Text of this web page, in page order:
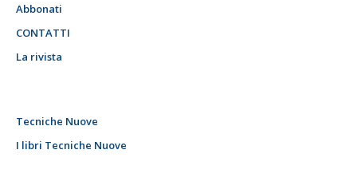
Abbonati
CONTATTI
La rivista
Tecniche Nuove
I libri Tecniche Nuove